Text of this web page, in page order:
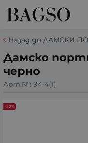
Назад до ДАМСКИ
Дамско
черно
Арт.№: 94-4(1)
-22%